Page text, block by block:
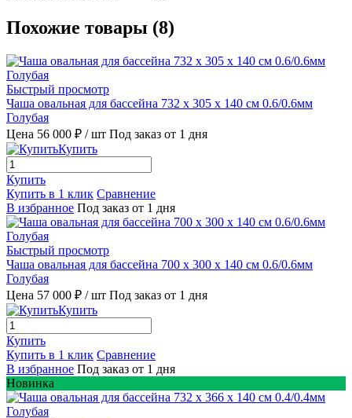
Похожие товары (8)
Быстрый просмотр
Чаша овальная для бассейна 732 х 305 х 140 см 0.6/0.6мм
Голубая
Цена 56 000 ₽ / шт Под заказ от 1 дня
Купить
Купить
Купить в 1 клик Сравнение
В избранное Под заказ от 1 дня
Быстрый просмотр
Чаша овальная для бассейна 700 х 300 х 140 см 0.6/0.6мм
Голубая
Цена 57 000 ₽ / шт Под заказ от 1 дня
Купить
Купить
Купить в 1 клик Сравнение
В избранное Под заказ от 1 дня
Новинка